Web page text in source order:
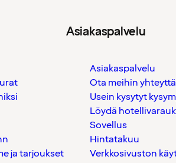
ja tarjoukset
Asiakaspalvelu
Asiakaspalvelu
Ota meihin yhteyttä
Usein kysytyt
Löydä
Sovellus
Hintatakuu
Verkkosivuston